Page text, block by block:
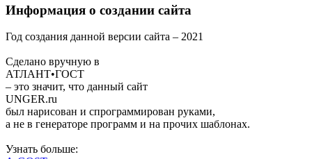
Информация о создании сайта
Год создания данной версии сайта – 2021
Сделано вручную в
АТЛАНТ•ГОСТ
– это значит, что данный сайт
UNGER.ru
был нарисован и спрограммирован руками,
а не в генераторе программ и на прочих шаблонах.
Узнать больше: